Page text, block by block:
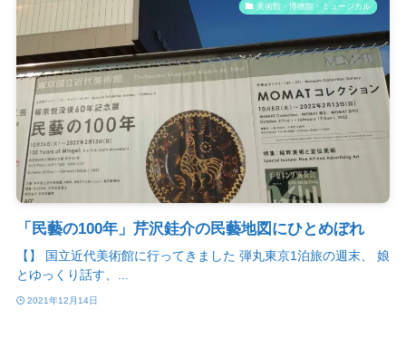
美術館・博物館・ミュージカル
「民藝の100年」芹沢銈介の民藝地図にひとめぼれ
【】 国立近代美術館に行ってきました 弾丸東京1泊旅の週末、 娘
とゆっくり話す、...
2021年12月14日